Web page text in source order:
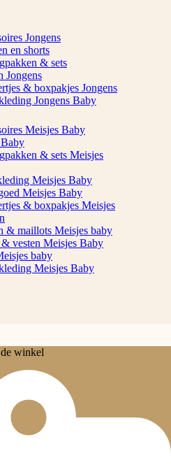
Jongens
en shorts
& sets
Jongens
& boxpakjes Jongens
Jongens Baby
Meisjes Baby
Baby
& sets Meisjes
Meisjes Baby
Meisjes Baby
& boxpakjes Meisjes
& maillots Meisjes baby
vesten Meisjes Baby
baby
Meisjes Baby
winkel